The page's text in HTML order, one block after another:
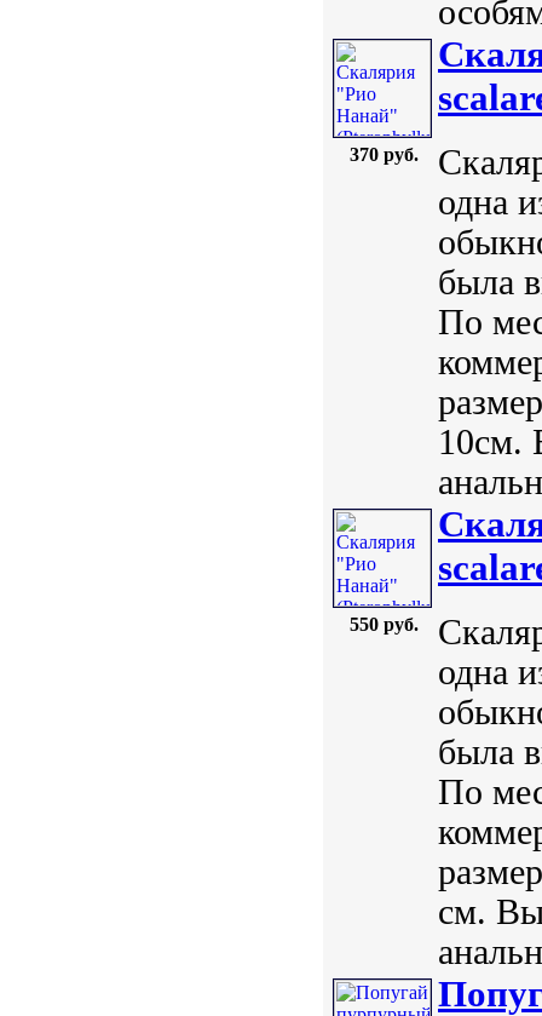
370 руб.
одна
была
По
10см.
550 руб.
одна
была
По
см.